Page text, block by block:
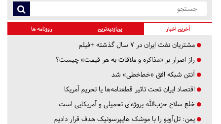
آخرین اخبار پربازدیدترین روزنامه ها
مشتریان نفت ایران در ۷ سال گذشته +فیلم
راز اصرار بر «مذاکره و ملاقات به هر قیمت» چیست؟
آنتن شبکه افق «خط‌خطی» شد
اقتصاد ایران تحت تاثیر قطعنامه‌ها یا تحریم‌ آمریکا
خلع سلاح حزب‌الله پروژه‌ای تحمیلی و آمریکایی است
یمن: تل‌آویو را با موشک هایپرسونیک هدف قرار دادیم